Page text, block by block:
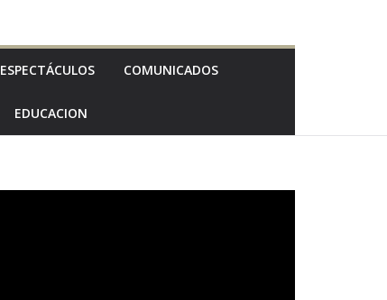
ESPECTÁCULOS COMUNICADOS
EDUCACION